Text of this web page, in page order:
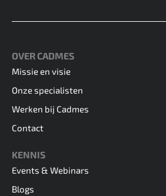
OVER CADMES
Missie en visie
Onze specialisten
Werken bij Cadmes
Contact
KENNIS
Events & Webinars
Blogs